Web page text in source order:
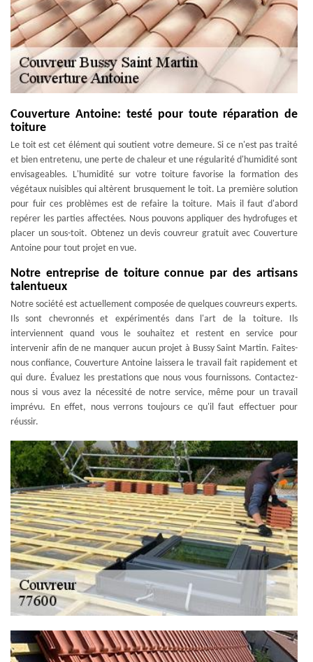
Couverture Antoine: testé pour toute réparation de
toiture
Le toit est cet élément qui soutient votre demeure. Si ce n'est pas traité
et bien entretenu, une perte de chaleur et une régularité d'humidité sont
envisageables. L'humidité sur votre toiture favorise la formation des
végétaux nuisibles qui altèrent brusquement le toit. La première solution
pour fuir ces problèmes est de refaire la toiture. Mais il faut d'abord
repérer les parties affectées. Nous pouvons appliquer des hydrofuges et
placer un sous-toit. Obtenez un devis couvreur gratuit avec Couverture
Antoine pour tout projet en vue.
Notre entreprise de toiture connue par des artisans
talentueux
Notre société est actuellement composée de quelques couvreurs experts.
Ils sont chevronnés et expérimentés dans l'art de la toiture. Ils
interviennent quand vous le souhaitez et restent en service pour
intervenir afin de ne manquer aucun projet à Bussy Saint Martin. Faites-
nous confiance, Couverture Antoine laissera le travail fait rapidement et
qui dure. Évaluez les prestations que nous vous fournissons. Contactez-
nous si vous avez la nécessité de notre service, même pour un travail
imprévu. En effet, nous verrons toujours ce qu'il faut effectuer pour
réussir.